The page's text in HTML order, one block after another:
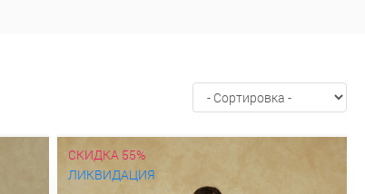
СКИДКА 55%
ЛИКВИДАЦИЯ